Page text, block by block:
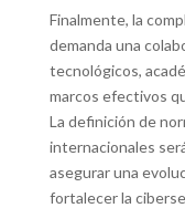
Finalmente, la
demanda una
tecnológicos,
marcos efectivos
La definición de
internacionales
asegurar una
fortalecer la